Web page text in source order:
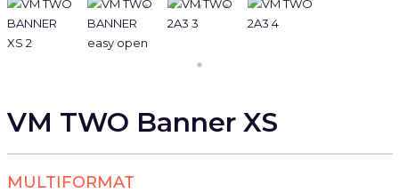
VM TWO Banner XS
MULTIFORMAT